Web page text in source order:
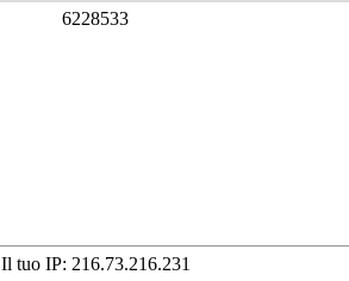
6228533
Il tuo IP: 216.73.216.231